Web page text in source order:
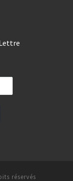
réservés